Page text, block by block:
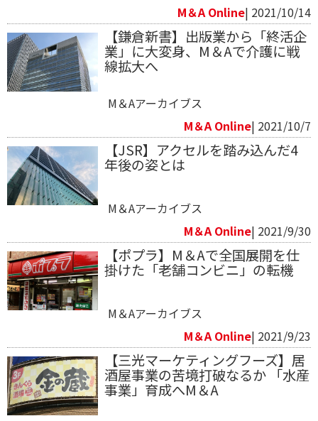
M＆A Online| 2021/10/14
【鎌倉新書】出版業から「終活企
業」に大変身、M＆Aで介護に戦
線拡大へ
M＆Aアーカイブス
M＆A Online| 2021/10/7
【JSR】アクセルを踏み込んだ4
年後の姿とは
M＆Aアーカイブス
M＆A Online| 2021/9/30
【ポプラ】M＆Aで全国展開を仕
掛けた「老舗コンビニ」の転機
M＆Aアーカイブス
M＆A Online| 2021/9/23
【三光マーケティングフーズ】居
酒屋事業の苦境打破なるか 「水産
事業」育成へM＆A